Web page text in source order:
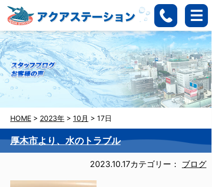
HOME > 2023年 > 10月 > 17日
厚木市より、水のトラブル
2023.10.17カテゴリー： ブログ